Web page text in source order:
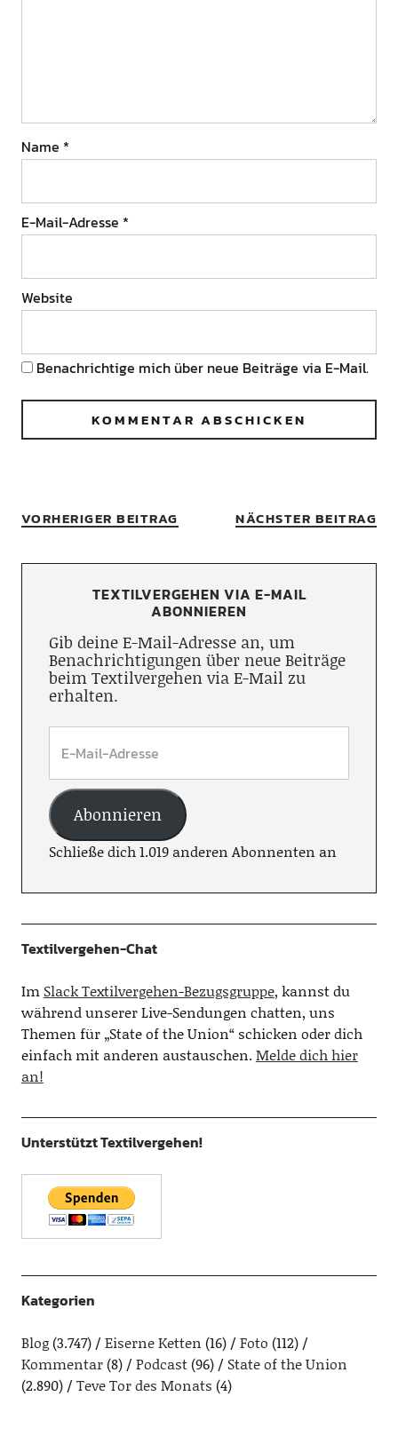
Name *
E-Mail-Adresse *
Website
Benachrichtige mich über neue Beiträge via E-Mail.
VORHERIGER BEITRAG NÄCHSTER BEITRAG
TEXTILVERGEHEN VIA E-MAIL
ABONNIEREN
Gib deine E-Mail-Adresse an, um
Benachrichtigungen über neue Beiträge
beim Textilvergehen via E-Mail zu
erhalten.
Abonnieren
Schließe dich 1.019 anderen Abonnenten an
Textilvergehen-Chat
Im Slack Textilvergehen-Bezugsgruppe, kannst du
während unserer Live-Sendungen chatten, uns
Themen für „State of the Union“ schicken oder dich
einfach mit anderen austauschen.Melde dich hier
an!
Unterstützt Textilvergehen!
Kategorien
Blog(3.747) Eiserne Ketten (16) Foto (112)
Kommentar(8) Podcast(96)
State of the Union
(2.890)
Teve Tor des Monats (4)